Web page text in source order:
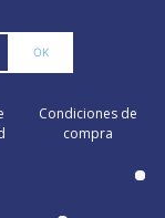
Condiciones de
compra